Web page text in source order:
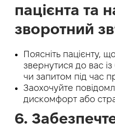
пацієнта та
зворотний
Поясніть пацієнту,
звернутися до вас
чи запитом під час
Заохочуйте
дискомфорт або
6.